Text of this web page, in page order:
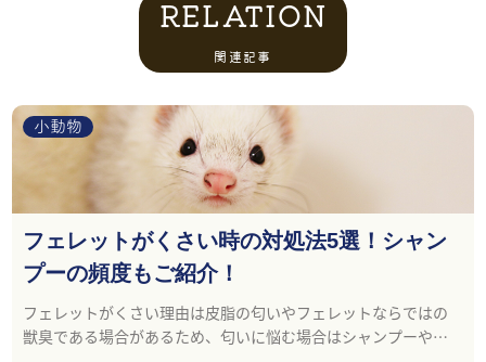
RELATION
関連記事
小動物
フェレットがくさい時の対処法5選！シャン
プーの頻度もご紹介！
フェレットがくさい理由は皮脂の匂いやフェレットならではの
獣臭である場合があるため、匂いに悩む場合はシャンプーやフ